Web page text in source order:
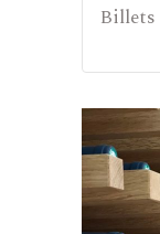
Billets